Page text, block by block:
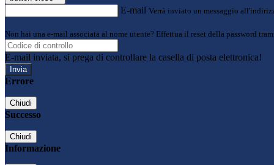
E-mail Verrà inviato un messaggio
Non hai una e-mail associata al nome utente? Effettua il reset della password
E-mail inviata, si prega di controllare la casella di posta elettronica!
Errore
Chiudi
Successo
Chiudi
Informazione